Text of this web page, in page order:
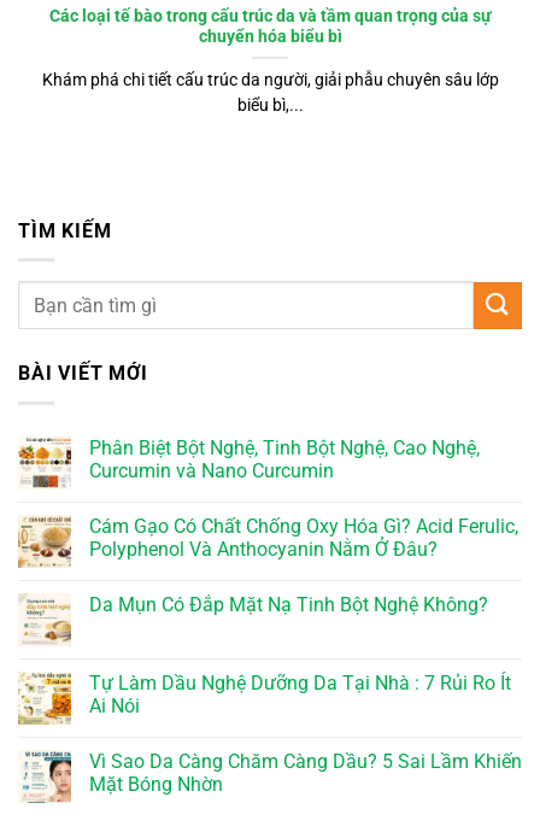
Các loại tế bào trong cấu trúc da và tầm quan trọng của sự
chuyển hóa biểu bì
Khám phá chi tiết cấu trúc da người, giải phẫu chuyên sâu lớp
biểu bì,...
TÌM KIẾM
BÀI VIẾT MỚI
Phân Biệt Bột Nghệ, Tinh Bột Nghệ, Cao Nghệ,
Curcumin và Nano Curcumin
Cám Gạo Có Chất Chống Oxy Hóa Gì? Acid Ferulic,
Polyphenol Và Anthocyanin Nằm Ở Đâu?
Da Mụn Có Đắp Mặt Nạ Tinh Bột Nghệ Không?
Tự Làm Dầu Nghệ Dưỡng Da Tại Nhà : 7 Rủi Ro Ít
Ai Nói
Vì Sao Da Càng Chăm Càng Dầu? 5 Sai Lầm Khiến
Mặt Bóng Nhờn